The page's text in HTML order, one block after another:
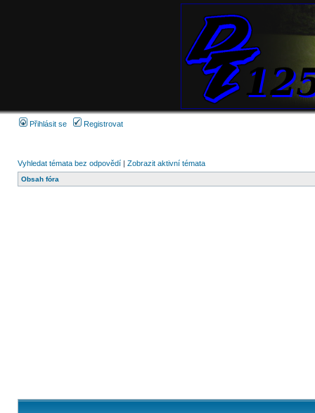
Přihlásit se Registrovat
Vyhledat témata bez odpovědí | Zobrazit aktivní témata
Obsah fóra